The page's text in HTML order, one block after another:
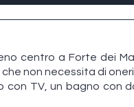
centro a Forte dei
non necessita di
TV, un bagno con